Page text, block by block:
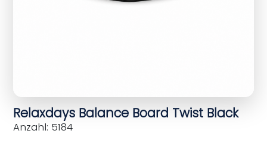
Relaxdays Balance Board Twist Black
Anzahl: 5184